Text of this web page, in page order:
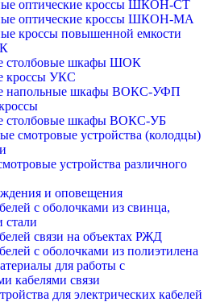
оптические кроссы ШКОН-СТ
оптические кроссы ШКОН-МА
кроссы повышенной емкости
столбовые шкафы ШОК
кроссы УКС
напольные шкафы ВОКС-УФП
столбовые шкафы ВОКС-УБ
смотровые устройства (колодцы)
устройства различного
и оповещения
с оболочками из свинца,
связи на объектах РЖД
с оболочками из полиэтилена
для работы с
кабелями связи
для электрических кабелей